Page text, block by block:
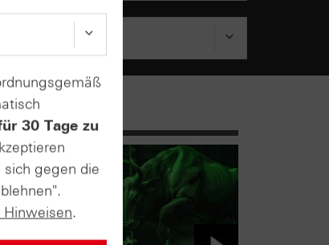
30 Tage zu
sich gegen die
Hinweisen.